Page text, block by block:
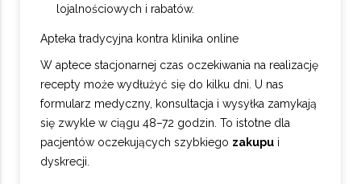
lojalnościowych i rabatów.
Apteka tradycyjna kontra klinika online
W aptece stacjonarnej czas oczekiwania na realizację
recepty może wydłużyć się do kilku dni. U nas
formularz medyczny, konsultacja i wysyłka zamykają
się zwykle w ciągu 48–72 godzin. To istotne dla
pacjentów oczekujących szybkiego zakupu i
dyskrecji.